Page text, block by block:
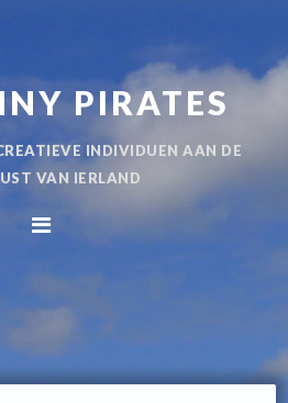
PIRATES
INDIVIDUEN AAN DE
VAN IERLAND